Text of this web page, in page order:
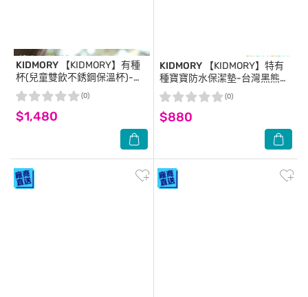
KIDMORY 【KIDMORY】有種
杯(兒童雙飲不銹鋼保溫杯)-草
鴞(綠) KM-152
$1,480
(0)
KIDMORY 【KIDMORY】特有
種寶寶防水保潔墊-台灣黑熊款
KM-535-GY
$880
(0)